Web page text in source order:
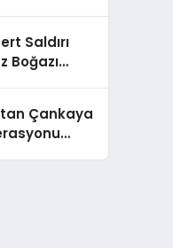
Saldırı
Boğazı
Çankaya